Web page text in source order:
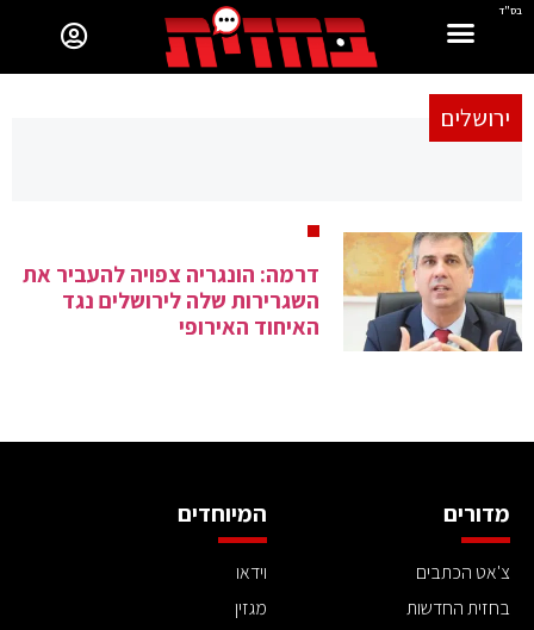
בס"ד
ירושלים
דרמה: הונגריה צפויה להעביר את
השגרירות שלה לירושלים נגד
האיחוד האירופי
מדורים
צ'אט הכתבים
בחזית החדשות
המיוחדים
וידאו
מגזין